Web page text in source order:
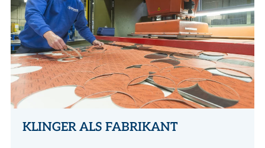
KLINGER ALS FABRIKANT